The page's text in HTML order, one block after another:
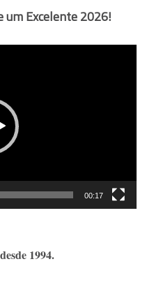
um Excelente 2026!
00:17
1994.